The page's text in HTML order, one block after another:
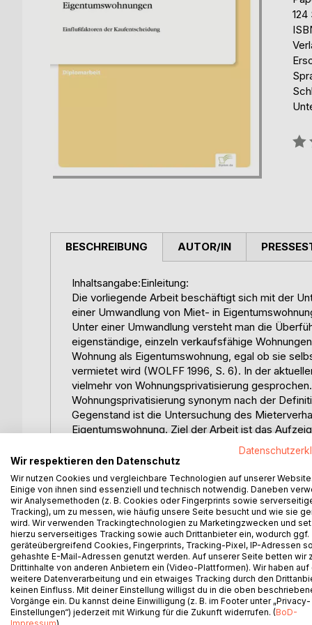
124
BESCHREIBUNG
Inhaltsangabe:Einleitung:
Die vorliegende Arbeit beschäftigt sich mit der
einer Umwandlung von Miet- in
Unter einer Umwandlung versteht man die
eigenständige, einzeln verkaufsfähige
Wohnung als Eigentumswohnung, egal ob sie
vermietet wird (WOLFF 1996, S. 6). In der
vielmehr von Wohnungsprivatisierung
Wohnungsprivatisierung synonym nach der
Gegenstand ist die Untersuchung des
Eigentumswohnung. Ziel der Arbeit ist das
Kaufentscheidung der bisherigen Mieter positiv
Drittkäufer sollen nur am Rande betrachtet werden.
Dabei wird sich besonders auf den Einfluss der
Lage eine große Bedeutung auf die
Wertentwicklung entscheidend beeinflusst. Lage
sein.
Die Schwerpunkte der Arbeit liegen in der
Wohn- und Einkommenssituation der Haushalte.
beleuchtet. Besonderes Augenmerk liegt auf der
die Bewohner. Außerdem wird die Sichtweise
Welche Bedingungen sehen diese für eine
Aufgrund der Zielstellung und den angeführten
Nach welchen Kriterien werden die zur
AUTOR/IN
Wir respektieren den Datenschutz
Wir nutzen Cookies und vergleichbare Technologien auf unserer Website.
Einige von ihnen sind essenziell und technisch notwendig. Daneben
wir Analysemethoden (z. B. Cookies oder Fingerprints sowie
Tracking), um zu messen, wie häufig unsere Seite besucht und wie sie
wird. Wir verwenden Trackingtechnologien zu Marketingzwecken und
hierzu serverseitiges Tracking sowie auch Drittanbieter ein, wodurch ggf.
geräteübergreifend Cookies, Fingerprints, Tracking-Pixel, IP-Adressen
gehashte E-Mail-Adressen genutzt werden. Auf unserer Seite betten wir
Drittinhalte von anderen Anbietern ein (Video-Plattformen). Wir haben auf
weitere Datenverarbeitung und ein etwaiges Tracking durch den
keinen Einfluss. Mit deiner Einstellung willigst du in die oben
Vorgänge ein. Du kannst deine Einwilligung (z. B. im Footer unter „Privacy-
Einstellungen“) jederzeit mit Wirkung für die Zukunft widerrufen. (BoD-
Impressum)